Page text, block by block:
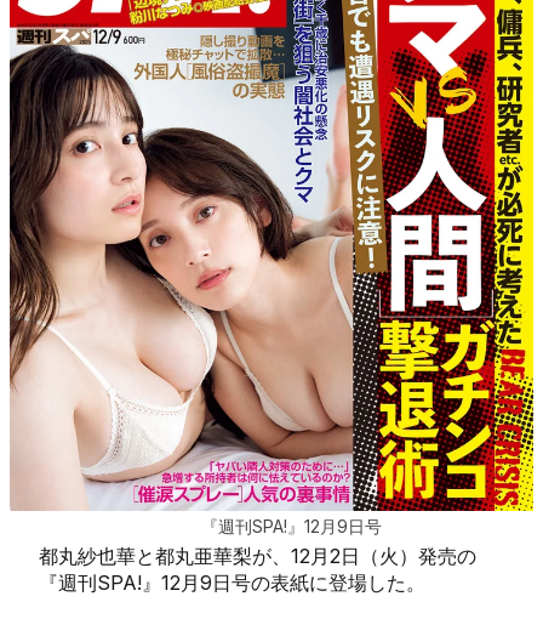
『週刊SPA!』12月9日号
都丸紗也華と都丸亜華梨が、12月2日（火）発売の
『週刊SPA!』12月9日号の表紙に登場した。